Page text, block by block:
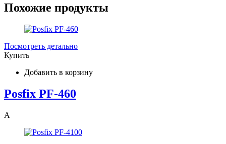
Похожие продукты
Посмотреть детально
Купить
Добавить в корзину
Posfix PF-460
A